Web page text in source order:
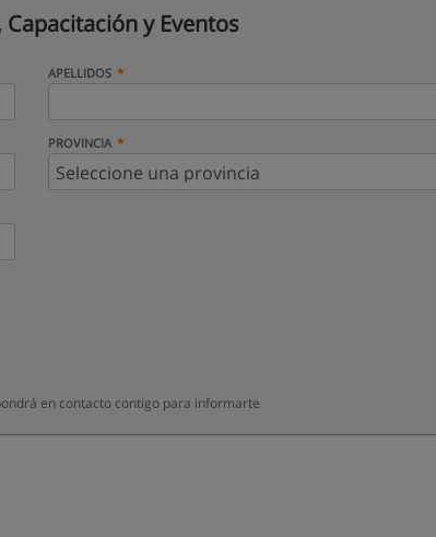
Capacitación y Eventos
APELLIDOS
PROVINCIA
en contacto contigo para informarte